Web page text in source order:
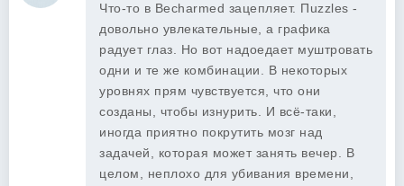
Что-то в Becharmed зацепляет. Пuzzles -
довольно увлекательные, а графика
радует глаз. Но вот надоедает муштровать
одни и те же комбинации. В некоторых
уровнях прям чувствуется, что они
созданы, чтобы изнурить. И всё-таки,
иногда приятно покрутить мозг над
задачей, которая может занять вечер. В
целом, неплохо для убивания времени,